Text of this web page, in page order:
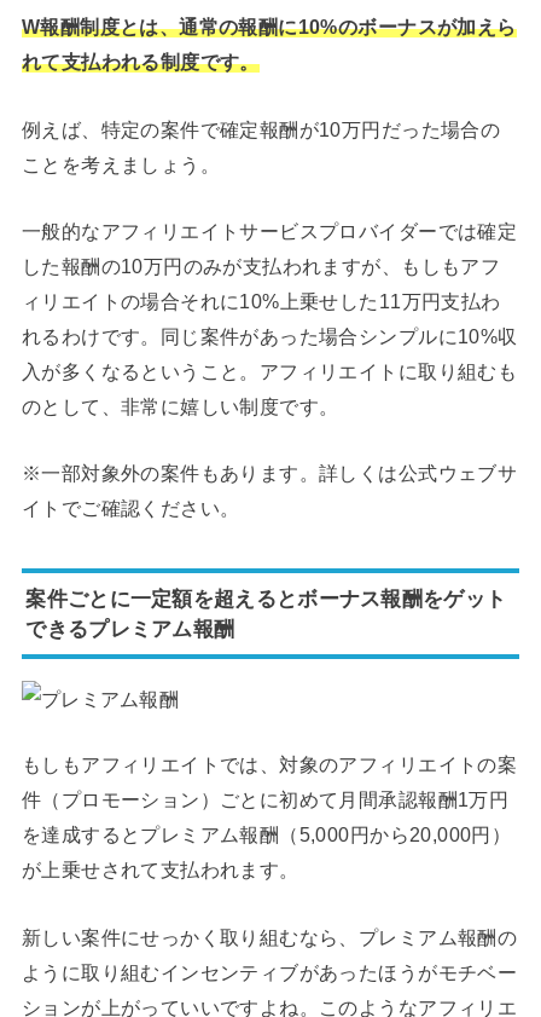
W報酬制度とは、通常の報酬に10%のボーナスが加えら
れて支払われる制度です。
例えば、特定の案件で確定報酬が10万円だった場合の
ことを考えましょう。
一般的なアフィリエイトサービスプロバイダーでは確定
した報酬の10万円のみが支払われますが、もしもアフ
ィリエイトの場合それに10%上乗せした11万円支払わ
れるわけです。同じ案件があった場合シンプルに10%収
入が多くなるということ。アフィリエイトに取り組むも
のとして、非常に嬉しい制度です。
※一部対象外の案件もあります。詳しくは公式ウェブサ
イトでご確認ください。
案件ごとに一定額を超えるとボーナス報酬をゲット
できるプレミアム報酬
もしもアフィリエイトでは、対象のアフィリエイトの案
件（プロモーション）ごとに初めて月間承認報酬1万円
を達成するとプレミアム報酬（5,000円から20,000円）
が上乗せされて支払われます。
新しい案件にせっかく取り組むなら、プレミアム報酬の
ように取り組むインセンティブがあったほうがモチベー
ションが上がっていいですよね。このようなアフィリエ